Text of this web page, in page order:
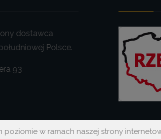
poziomie w ramach naszej strony
dostawca
Polsce.
93